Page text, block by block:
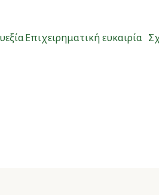
Επιχειρηματική ευκαιρία